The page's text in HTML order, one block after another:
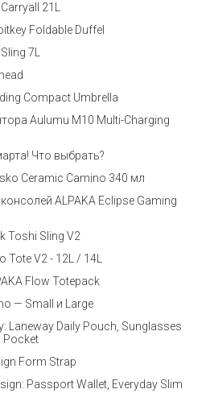
21L
Foldable Duffel
7L
Compact Umbrella
Aulumu M10 Multi-Charging
Что выбрать?
Ceramic Camino 340 мл
ALPAKA Eclipse Gaming
Toshi Sling V2
Tote V2 - 12L / 14L
Flow Totepack
— Small и Large
Laneway Daily Pouch, Sunglasses
Pocket
Form Strap
Passport Wallet, Everyday Slim